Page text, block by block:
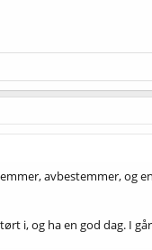
avbestemmer, og
i, og ha en god dag. I